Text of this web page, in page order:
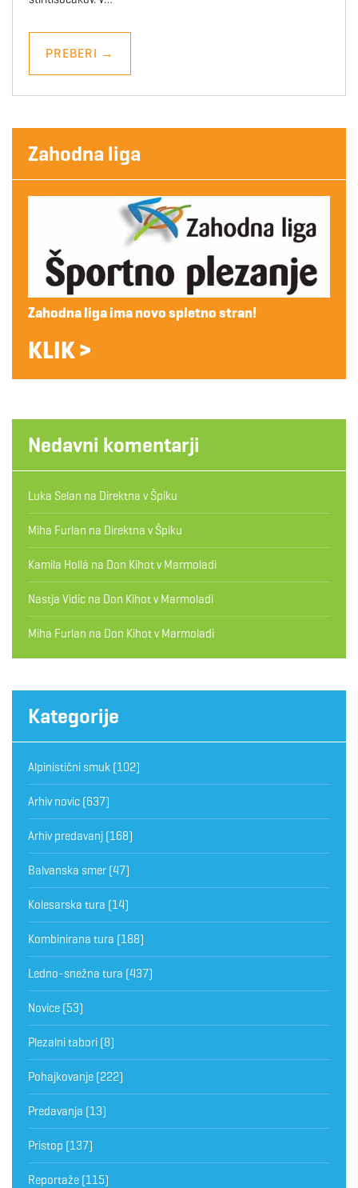
PREBERI →
Zahodna liga
Zahodna liga ima novo spletno stran!
KLIK >
Nedavni komentarji
Luka Selan na Direktna v Špiku
Miha Furlan na Direktna v Špiku
Kamila Hollá na Don Kihot v Marmoladi
Nastja Vidic na Don Kihot v Marmoladi
Miha Furlan na Don Kihot v Marmoladi
Kategorije
Alpinistični smuk (102)
Arhiv novic (637)
Arhiv predavanj (168)
Balvanska smer (47)
Kolesarska tura (14)
Kombinirana tura (188)
Ledno-snežna tura (437)
Novice (53)
Plezalni tabori (8)
Pohajkovanje (222)
Predavanja (13)
Pristop (137)
Reportaže (115)